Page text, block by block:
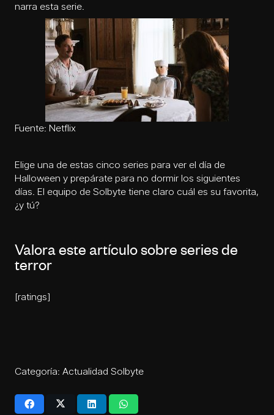
narra esta serie.
Fuente: Netflix
Elige una de estas cinco series para ver el día de
Halloween y prepárate para no dormir los siguientes
días. El equipo de Solbyte tiene claro cuál es su favorita,
¿y tú?
Valora este artículo sobre series de
terror
[ratings]
Categoría: Actualidad Solbyte